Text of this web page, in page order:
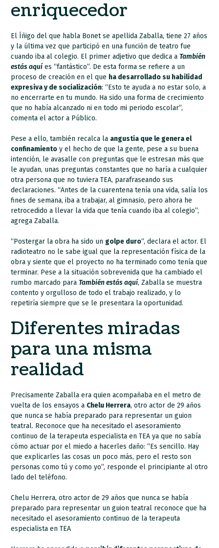
enriquecedor
El Íñigo del que habla Bonet se apellida Zaballa, tiene 27 años
y la última vez que participó en una función de teatro fue
cuando iba al colegio. El primer adjetivo que dedica aTambién
estás aquíes “fantástico”. De esta forma se refiere a un
proceso de creación en el que ha desarrollado su habilidad
expresiva y de socialización: “Esto te ayuda a no estar solo, a
no encerrarte en tu mundo. Ha sido una forma de crecimiento
que no había alcanzado ni en todo mi periodo escolar”,
comenta el actor a Público.
Pese a ello, también recalca la angustia que le genera el
confinamiento y el hecho de que la gente, pese a su buena
intención, le avasalle con preguntas que le estresan más que
le ayudan, unas preguntas constantes que no haría a cualquier
otra persona que no tuviera TEA, parafraseando sus
declaraciones. “Antes de la cuarentena tenía una vida, salía los
fines de semana, iba a trabajar, al gimnasio, pero ahora he
retrocedido a llevar la vida que tenía cuando iba al colegio”,
agrega Zaballa.
“Postergar la obra ha sido un golpe duro“, declara el actor. El
radioteatro no le sabe igual que la representación física de la
obra y siente que el proyecto no ha terminado como tenía que
terminar. Pese a la situación sobrevenida que ha cambiado el
rumbo marcado paraTambién estás aquí, Zaballa se muestra
contento y orgulloso de todo el trabajo realizado, y lo
repetiría siempre que se le presentara la oportunidad.
Diferentes miradas
para una misma
realidad
Precisamente Zaballa era quien acompañaba en el metro de
vuelta de los ensayos a Chelu Herrera, otro actor de 29 años
que nunca se había preparado para representar un guion
teatral. Reconoce que ha necesitado el asesoramiento
continuo de la terapeuta especialista en TEA ya que no sabía
cómo actuar por el miedo a hacerles daño: “Es sencillo. Hay
que explicarles las cosas un poco más, pero el resto son
personas como tú y como yo”, responde el principiante al otro
lado del teléfono.
Chelu Herrera, otro actor de 29 años que nunca se había
preparado para representar un guion teatral reconoce que ha
necesitado el asesoramiento continuo de la terapeuta
especialista en TEA